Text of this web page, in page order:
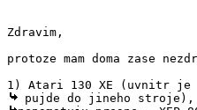
Zdravim,
protoze mam doma zase